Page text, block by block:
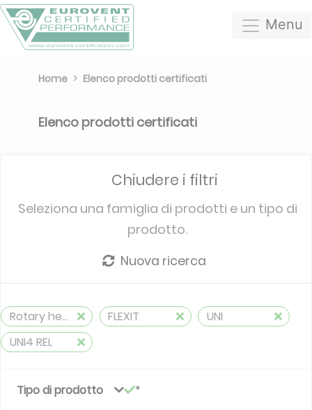
Menu
Home Elenco prodotti certificati
Elenco prodotti certificati
Chiudere i filtri
Seleziona una famiglia di prodotti e un tipo di
prodotto.
Nuova ricerca
Rotary heat exchangers FLEXIT
UNI
UNI4 REL
Tipo di prodotto